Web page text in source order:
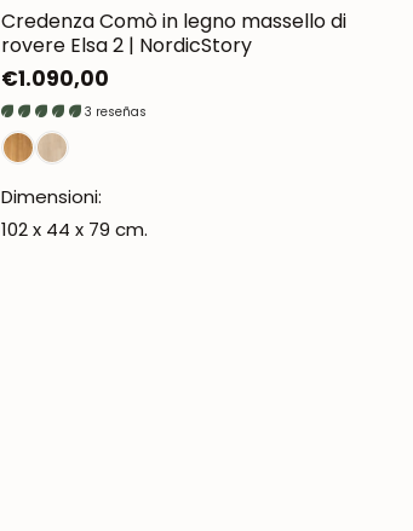
Credenza Comò in legno massello di
rovere Elsa 2 | NordicStory
Prezzo
normale
€1.090,00
3 reseñas
Dimensioni:
102 x 44 x 79 cm.